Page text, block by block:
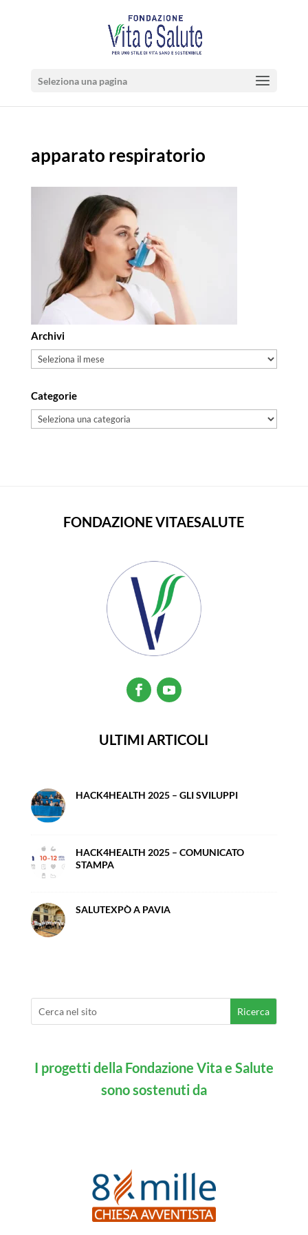
Seleziona una pagina
apparato respiratorio
Archivi
Archivi
Categorie
Categorie
FONDAZIONE VITAESALUTE
ULTIMI ARTICOLI
HACK4HEALTH 2025 – GLI SVILUPPI
HACK4HEALTH 2025 – COMUNICATO
STAMPA
SALUTEXPÒ A PAVIA
I progetti della Fondazione Vita e Salute
sono sostenuti da